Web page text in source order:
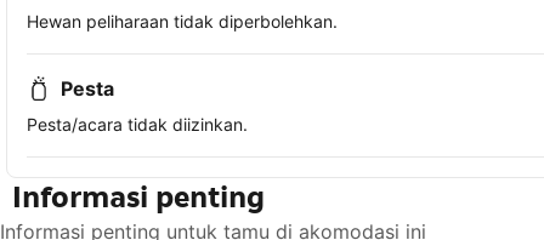
Hewan peliharaan tidak diperbolehkan.
Pesta
Pesta/acara tidak diizinkan.
Informasi penting
Informasi penting untuk tamu di akomodasi ini